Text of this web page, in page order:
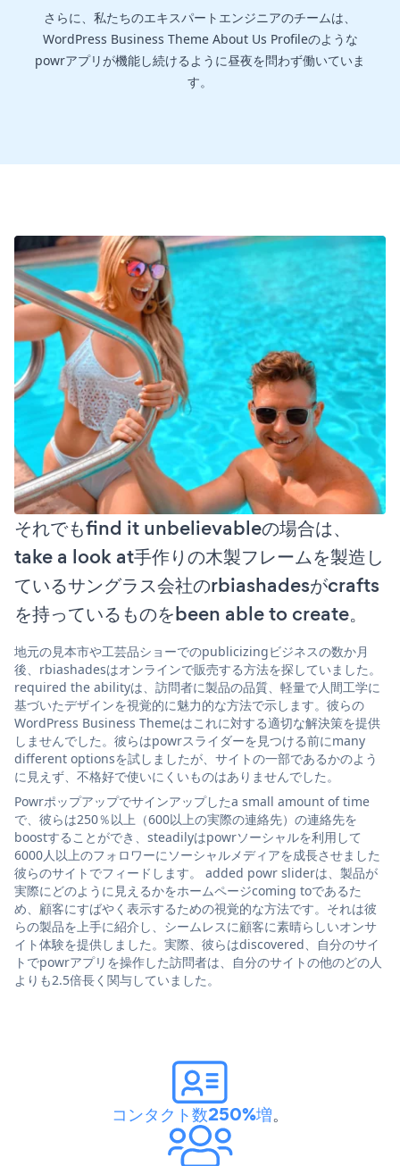
さらに、私たちのエキスパートエンジニアのチームは、
WordPress Business Theme About Us Profileのような
powrアプリが機能し続けるように昼夜を問わず働いていま
す。
それでもfind it unbelievableの場合は、
take a look at手作りの木製フレームを製造し
ているサングラス会社のrbiashadesがcrafts
を持っているものをbeen able to create。
地元の見本市や工芸品ショーでのpublicizingビジネスの数か月
後、rbiashadesはオンラインで販売する方法を探していました。
required the abilityは、訪問者に製品の品質、軽量で人間工学に
基づいたデザインを視覚的に魅力的な方法で示します。彼らの
WordPress Business Themeはこれに対する適切な解決策を提供
しませんでした。彼らはpowrスライダーを見つける前にmany
different optionsを試しましたが、サイトの一部であるかのよう
に見えず、不格好で使いにくいものはありませんでした。
Powrポップアップでサインアップしたa small amount of time
で、彼らは250％以上（600以上の実際の連絡先）の連絡先を
boostすることができ、steadilyはpowrソーシャルを利用して
6000人以上のフォロワーにソーシャルメディアを成長させました
彼らのサイトでフィードします。 added powr sliderは、製品が
実際にどのように見えるかをホームページcoming toであるた
め、顧客にすばやく表示するための視覚的な方法です。それは彼
らの製品を上手に紹介し、シームレスに顧客に素晴らしいオンサ
イト体験を提供しました。実際、彼らはdiscovered、自分のサイ
トでpowrアプリを操作した訪問者は、自分のサイトの他のどの人
よりも2.5倍長く関与していました。
コンタクト数250%増。